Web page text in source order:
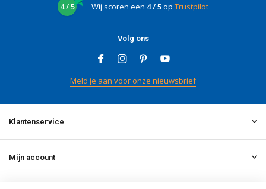
4 / 5 Wij scoren een 4 / 5op Trustpilot
Volg ons
Meld je aan voor onze nieuwsbrief
Klantenservice
Mijn account